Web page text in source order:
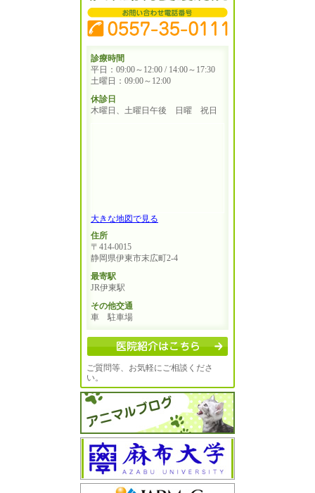
診療時間
平日：09:00～12:00 / 14:00～17:30
土曜日：09:00～12:00
休診日
木曜日、土曜日午後 日曜 祝日
大きな地図で見る
住所
〒414-0015
静岡県伊東市末広町2-4
最寄駅
JR伊東駅
その他交通
車 駐車場
ご質問等、お気軽にご相談くださ
い。